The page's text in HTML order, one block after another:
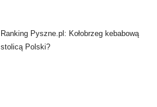
Ranking Pyszne.pl: Kołobrzeg kebabową
stolicą Polski?